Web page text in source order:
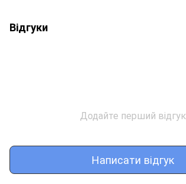
Відгуки
Додайте перший відгук
Написати відгук